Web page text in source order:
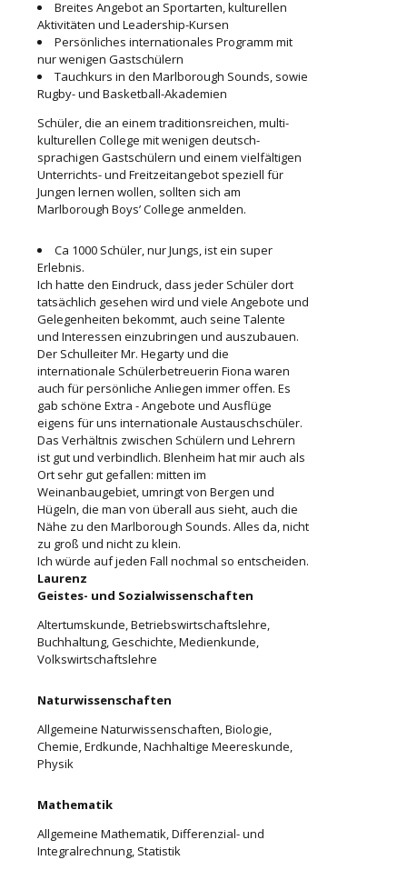
Breites Angebot an Sportarten, kulturellen
Aktivitäten und Leadership-Kursen
Persönliches internationales Programm mit
nur wenigen Gastschülern
Tauchkurs in den Marlborough Sounds, sowie
Rugby- und Basketball-Akademien
Schüler, die an einem traditionsreichen, multi-
kulturellen College mit wenigen deutsch-
sprachigen Gastschülern und einem vielfältigen
Unterrichts- und Freitzeitangebot speziell für
Jungen lernen wollen, sollten sich am
Marlborough Boys’ College anmelden.
Ca 1000 Schüler, nur Jungs, ist ein super
Erlebnis.
Ich hatte den Eindruck, dass jeder Schüler dort
tatsächlich gesehen wird und viele Angebote und
Gelegenheiten bekommt, auch seine Talente
und Interessen einzubringen und auszubauen.
Der Schulleiter Mr. Hegarty und die
internationale Schülerbetreuerin Fiona waren
auch für persönliche Anliegen immer offen. Es
gab schöne Extra - Angebote und Ausflüge
eigens für uns internationale Austauschschüler.
Das Verhältnis zwischen Schülern und Lehrern
ist gut und verbindlich. Blenheim hat mir auch als
Ort sehr gut gefallen: mitten im
Weinanbaugebiet, umringt von Bergen und
Hügeln, die man von überall aus sieht, auch die
Nähe zu den Marlborough Sounds. Alles da, nicht
zu groß und nicht zu klein.
Ich würde auf jeden Fall nochmal so entscheiden.
Laurenz
Geistes- und Sozialwissenschaften
Altertumskunde, Betriebswirtschaftslehre,
Buchhaltung, Geschichte, Medienkunde,
Volkswirtschaftslehre
Naturwissenschaften
Allgemeine Naturwissenschaften, Biologie,
Chemie, Erdkunde, Nachhaltige Meereskunde,
Physik
Mathematik
Allgemeine Mathematik, Differenzial- und
Integralrechnung, Statistik